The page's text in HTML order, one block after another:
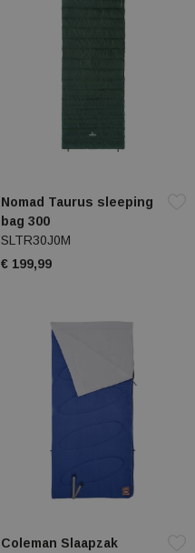
Nomad Taurus sleeping
bag 300
SLTR30J0M
€ 199,99
Coleman Slaapzak